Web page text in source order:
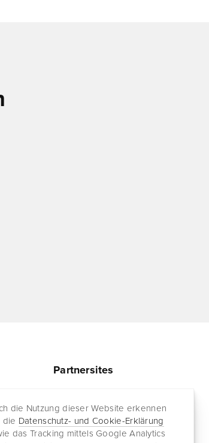
die Nutzung dieser Website erkennen
die Datenschutz- und Cookie-Erklärung
das Tracking mittels Google Analytics
Partnersites
Jazz for me